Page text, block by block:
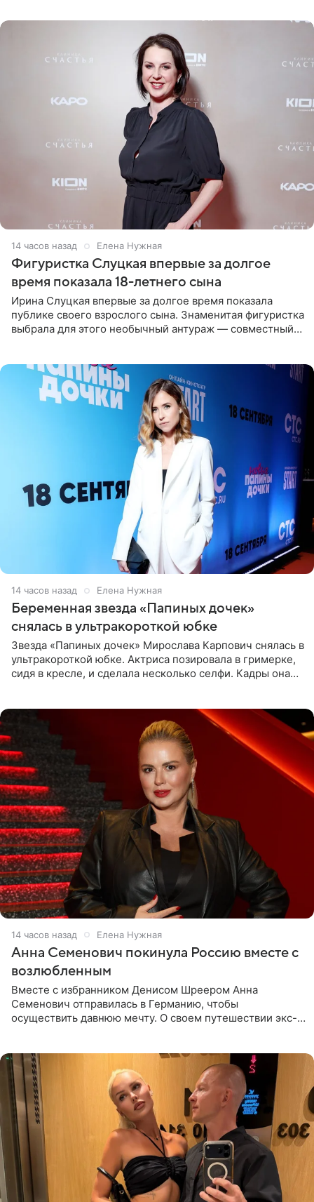
14 часов назад Елена Нужная
Фигуристка Слуцкая впервые за долгое
время показала 18-летнего сына
Ирина Слуцкая впервые за долгое время показала
публике своего взрослого сына. Знаменитая фигуристка
выбрала для этого необычный антураж — совместный
14 часов назад Елена Нужная
Беременная звезда «Папиных дочек»
снялась в ультракороткой юбке
Звезда «Папиных дочек» Мирослава Карпович снялась в
ультракороткой юбке. Актриса позировала в гримерке,
сидя в кресле, и сделала несколько селфи. Кадры она
14 часов назад Елена Нужная
Анна Семенович покинула Россию вместе с
возлюбленным
Вместе с избранником Денисом Шреером Анна
Семенович отправилась в Германию, чтобы
осуществить давнюю мечту. О своем путешествии экс-